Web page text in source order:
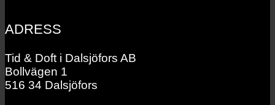
ADRESS
Tid & Doft i Dalsjöfors AB
Bollvägen 1
516 34 Dalsjöfors